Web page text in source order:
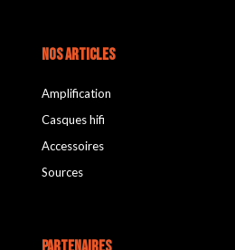
NOS ARTICLES
Amplification
Casques hifi
Accessoires
Sources